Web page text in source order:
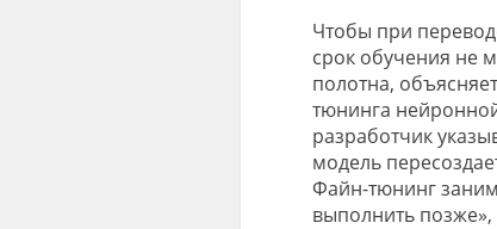
Чтобы при
срок обучения не
полотна,
тюнинга
разработчик
модель
Файн-тюнинг
выполнить